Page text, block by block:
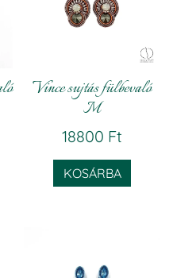
Vince sujtás fülbevaló
M
18800 Ft
KOSÁRBA